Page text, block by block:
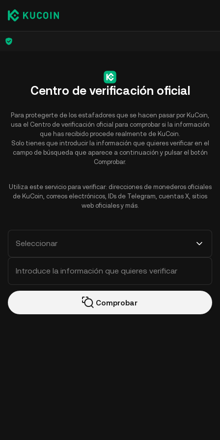
Centro de verificación oficial
Para protegerte de los estafadores que se hacen pasar por KuCoin,
usa el Centro de verificación oficial para comprobar si la información
que has recibido procede realmente de KuCoin.
Solo tienes que introducir la información que quieres verificar en el
campo de búsqueda que aparece a continuación y pulsar el botón
Comprobar.
Utiliza este servicio para verificar: direcciones de monederos oficiales
de KuCoin, correos electrónicos, IDs de Telegram, cuentas X, sitios
web oficiales y más.
Seleccionar
Comprobar